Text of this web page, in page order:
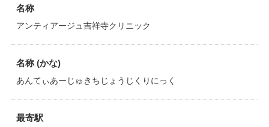
名称
アンティアージュ吉祥寺クリニック
名称 (かな)
あんてぃあーじゅきちじょうじくりにっく
最寄駅